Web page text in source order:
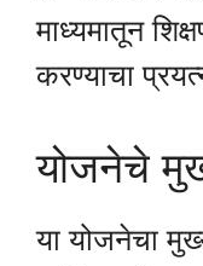
माध्यमातून
करण्याचा
योजनेचे
या योजनेचा